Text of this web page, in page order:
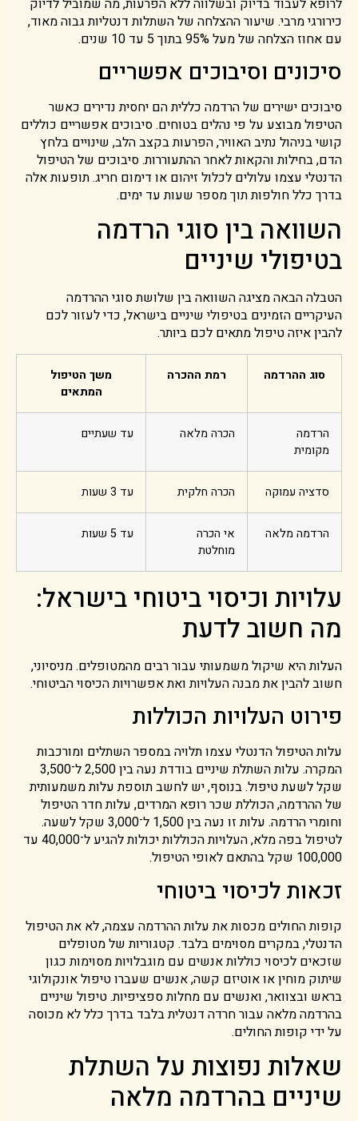
כירורגי מרבי. שיעור ההצלחה של השתלות דנטליות גבוה מאוד,
עם אחוז הצלחה של מעל 95% בתוך 5 עד 10 שנים.
סיכונים וסיבוכים אפשריים
סיבוכים ישירים של הרדמה כללית הם יחסית נדירים כאשר
הטיפול מבוצע על פי נהלים בטוחים. סיבוכים אפשריים כוללים
קושי בניהול נתיב האוויר, הפרעות בקצב הלב, שינויים בלחץ
הדם, בחילות והקאות לאחר ההתעוררות. סיבוכים של הטיפול
הדנטלי עצמו עלולים לכלול זיהום או דימום חריג. תופעות אלה
בדרך כלל חולפות תוך מספר שעות עד ימים.
השוואה בין סוגי הרדמה
בטיפולי שיניים
הטבלה הבאה מציגה השוואה בין שלושת סוגי ההרדמה
העיקריים הזמינים בטיפולי שיניים בישראל, כדי לעזור לכם
להבין איזה טיפול מתאים לכם ביותר.
סוג ההרדמה רמת ההכרה
משך הטיפול
המתאים
הרדמה
מקומית
הכרה מלאה עד שעתיים
סדציה עמוקה הכרה חלקית עד 3 שעות
הרדמה מלאה
אי הכרה
מוחלטת
עד 5 שעות
עלויות וכיסוי ביטוחי בישראל:
מה חשוב לדעת
העלות היא שיקול משמעותי עבור רבים מהמטופלים. מניסיוני,
חשוב להבין את מבנה העלויות ואת אפשרויות הכיסוי הביטוחי.
פירוט העלויות הכוללות
עלות הטיפול הדנטלי עצמו תלויה במספר השתלים ומורכבות
המקרה. עלות השתלת שיניים בודדת נעה בין 2,500 ל־3,500
שקל לשעת טיפול. בנוסף, יש לחשב תוספת עלות משמעותית
של ההרדמה, הכוללת שכר רופא המרדים, עלות חדר הטיפול
וחומרי הרדמה. עלות זו נעה בין 1,500 ל־3,000 שקל לשעה.
לטיפול בפה מלא, העלויות הכוללות יכולות להגיע ל־40,000 עד
100,000 שקל בהתאם לאופי הטיפול.
זכאות לכיסוי ביטוחי
קופות החולים מכסות את עלות ההרדמה עצמה, לא את הטיפול
הדנטלי, במקרים מסוימים בלבד. קטגוריות של מטופלים
שזכאים לכיסוי כוללות אנשים עם מוגבלויות מסוימות כגון
שיתוק מוחין או אוטיזם קשה, אנשים שעברו טיפול אונקולוגי
בראש ובצוואר, ואנשים עם מחלות ספציפיות. טיפול שיניים
בהרדמה מלאה עבור חרדה דנטלית בלבד בדרך כלל לא מכוסה
על ידי קופות החולים.
שאלות נפוצות על השתלת
שיניים בהרדמה מלאה